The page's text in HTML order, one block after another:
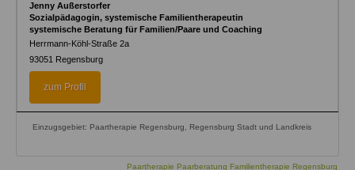
Jenny Außerstorfer
Sozialpädagogin, systemische Familientherapeutin
systemische Beratung für Familien/Paare und Coaching
Herrmann-Köhl-Straße 2a
93051 Regensburg
zum Profil
Einzugsgebiet: Paartherapie Regensburg, Regensburg Stadt und Landkreis
Paartherapie Paarberatung Familientherapie Regensburg